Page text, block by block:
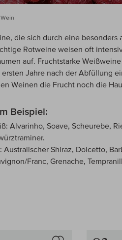
die sich durch eine besonders
Rotweine weisen oft
auf. Fruchtstarke
ersten Jahre nach der Abfüllung
Weinen die Frucht noch die
Beispiel:
Alvarinho, Soave, Scheurebe,
Australischer Shiraz, Dolcetto,
Franc, Grenache,